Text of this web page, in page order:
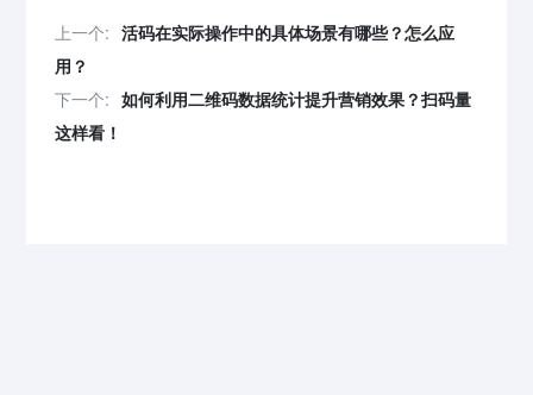
上一个: 活码在实际操作中的具体场景有哪些？怎么应
用？
下一个: 如何利用二维码数据统计提升营销效果？扫码量
这样看！